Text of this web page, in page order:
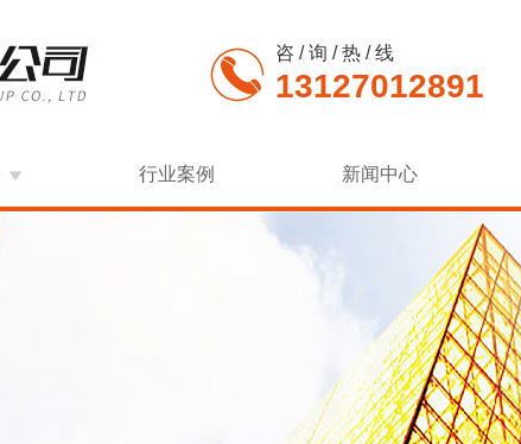
咨 / 询 / 热 / 线
13127012891
行业案例 新闻中心